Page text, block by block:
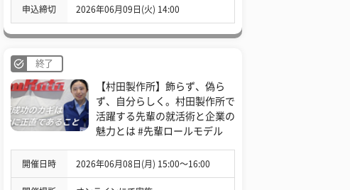
申込締切 2026年06月09日(火) 14:00
終了
【村田製作所】飾らず、偽ら
ず、自分らしく。村田製作所で
活躍する先輩の就活術と企業の
魅力とは #先輩ロールモデル
開催日時 2026年06月08日(月) 15:00〜16:00